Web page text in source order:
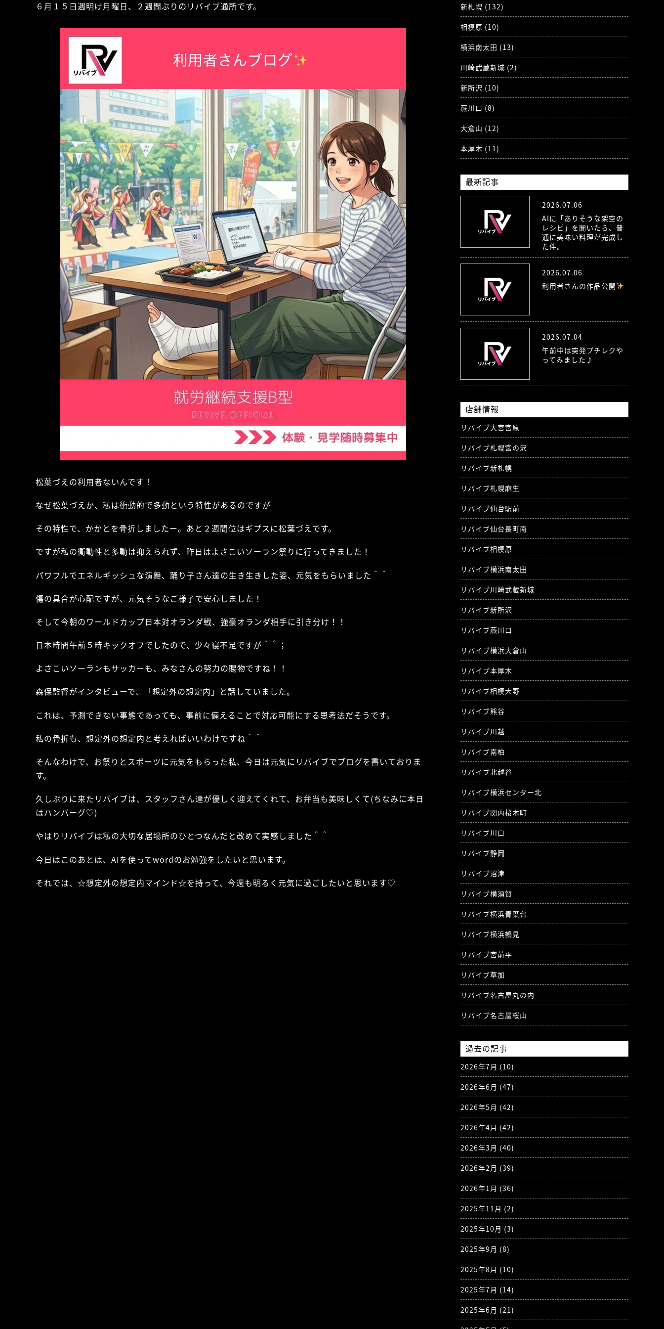
６月１５日週明け月曜日、２週間ぶりのリバイブ通所です。
松葉づえの利用者ないんです！
なぜ松葉づえか、私は衝動的で多動という特性があるのですが
その特性で、かかとを骨折しましたー。あと２週間位はギプスに松葉づえです。
ですが私の衝動性と多動は抑えられず、昨日はよさこいソーラン祭りに行ってきました！
パワフルでエネルギッシュな演舞、踊り子さん達の生き生きした姿、元気をもらいました＾＾
傷の具合が心配ですが、元気そうなご様子で安心しました！
そして今朝のワールドカップ日本対オランダ戦、強豪オランダ相手に引き分け！！
日本時間午前５時キックオフでしたので、少々寝不足ですが＾＾；
よさこいソーランもサッカーも、みなさんの努力の賜物ですね！！
森保監督がインタビューで、「想定外の想定内」と話していました。
これは、予測できない事態であっても、事前に備えることで対応可能にする思考法だそうです。
私の骨折も、想定外の想定内と考えればいいわけですね＾＾
そんなわけで、お祭りとスポーツに元気をもらった私、今日は元気にリバイブでブログを書いておりま
す。
久しぶりに来たリバイブは、スタッフさん達が優しく迎えてくれて、お弁当も美味しくて(ちなみに本日
はハンバーグ♡)
やはりリバイブは私の大切な居場所のひとつなんだと改めて実感しました＾＾
今日はこのあとは、AIを使ってwordのお勉強をしたいと思います。
それでは、☆想定外の想定内マインド☆を持って、今週も明るく元気に過ごしたいと思います♡
新札幌 (132)
相模原 (10)
横浜南太田 (13)
川崎武蔵新城 (2)
新所沢 (10)
蕨川口 (8)
大倉山 (12)
本厚木 (11)
最新記事
2026.07.06
AIに「ありそうな架空の
レシピ」を聞いたら、普
通に美味い料理が完成し
た件。
2026.07.06
利用者さんの作品公開
2026.07.04
午前中は突発プチレクや
ってみました♪
店舗情報
リバイブ大宮宮原
リバイブ札幌宮の沢
リバイブ新札幌
リバイブ札幌麻生
リバイブ仙台駅前
リバイブ仙台長町南
リバイブ相模原
リバイブ横浜南太田
リバイブ川崎武蔵新城
リバイブ新所沢
リバイブ蕨川口
リバイブ横浜大倉山
リバイブ本厚木
リバイブ相模大野
リバイブ熊谷
リバイブ川越
リバイブ南柏
リバイブ北越谷
リバイブ横浜センター北
リバイブ関内桜木町
リバイブ川口
リバイブ静岡
リバイブ沼津
リバイブ横須賀
リバイブ横浜青葉台
リバイブ横浜鶴見
リバイブ宮前平
リバイブ草加
リバイブ名古屋丸の内
リバイブ名古屋桜山
過去の記事
2026年7月 (10)
2026年6月 (47)
2026年5月 (42)
2026年4月 (42)
2026年3月 (40)
2026年2月 (39)
2026年1月 (36)
2025年11月 (2)
2025年10月 (3)
2025年9月 (8)
2025年8月 (10)
2025年7月 (14)
2025年6月 (21)